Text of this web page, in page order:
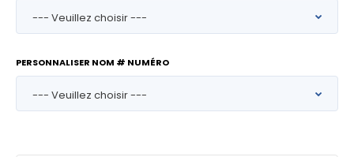
PERSONNALISER NOM # NUMÉRO